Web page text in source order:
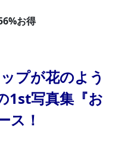
お得
プが花のよう
写真集『お
ス！